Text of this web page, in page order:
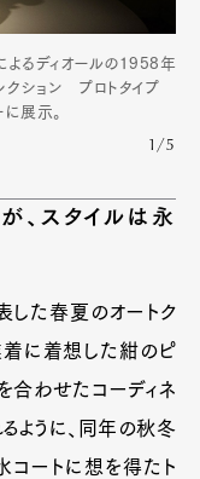
よるディオールの1958年
レクション プロトタイプ
展示。
1/5
、スタイルは永
した春夏のオートク
着に着想した紺のピ
合わせたコーディネ
ように、同年の秋冬
コートに想を得たト